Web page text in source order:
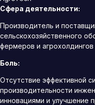
Сфера деятельности:
Производитель и
сельскохозяйственного
фермеров и агрохолдингов
Боль:
Отсутствие эффективной
производительности
инновациями и улучшение